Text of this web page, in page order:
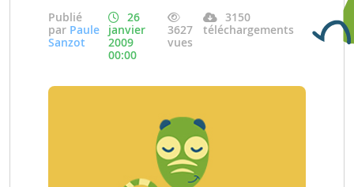
Publié
par Paule
Sanzot
26
janvier
2009
00:00
3627
vues
3150
téléchargements